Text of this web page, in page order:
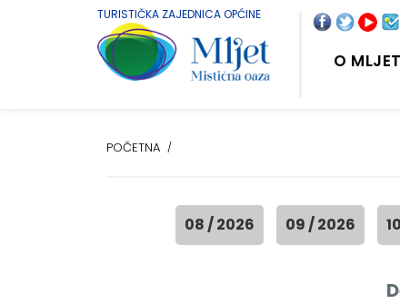
TURISTIČKA ZAJEDNICA OPĆINE
O
POČETNA
08 / 2026 09 / 2026